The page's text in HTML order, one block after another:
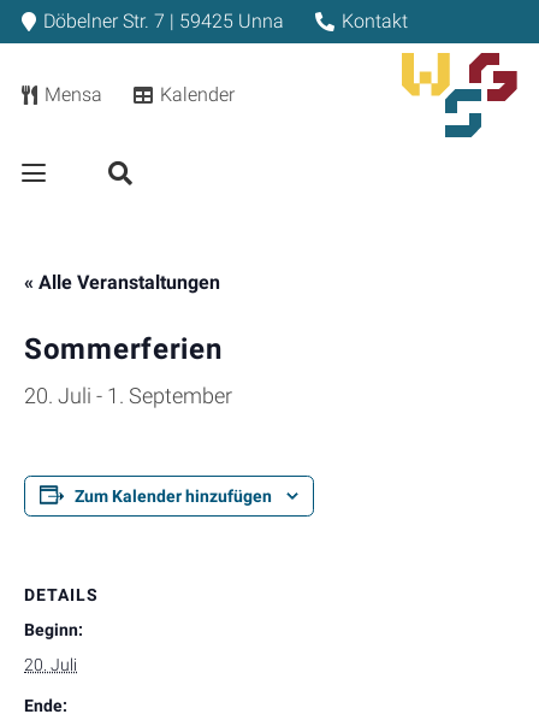
Döbelner Str. 7 | 59425 Unna Kontakt
Mensa Kalender
« Alle Veranstaltungen
Sommerferien
20. Juli - 1. September
Zum Kalender hinzufügen
DETAILS
Beginn:
20. Juli
Ende: